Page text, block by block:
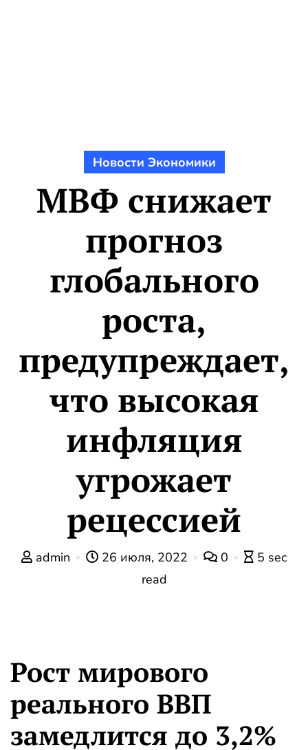
Новости Экономики
МВФ снижает
прогноз
глобального
роста,
предупреждает,
что высокая
инфляция
угрожает
рецессией
admin 26 июля, 2022 0
5 sec
read
Рост мирового
реального ВВП
замедлится до 3,2%